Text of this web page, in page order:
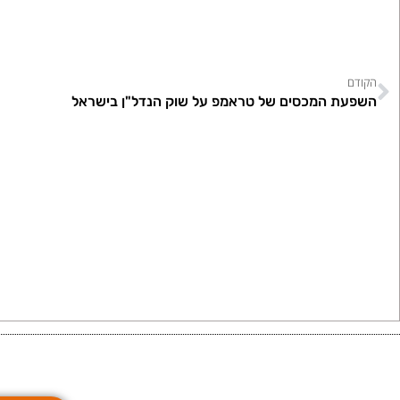
הקודם
השפעת המכסים של טראמפ על שוק הנדל"ן בישראל